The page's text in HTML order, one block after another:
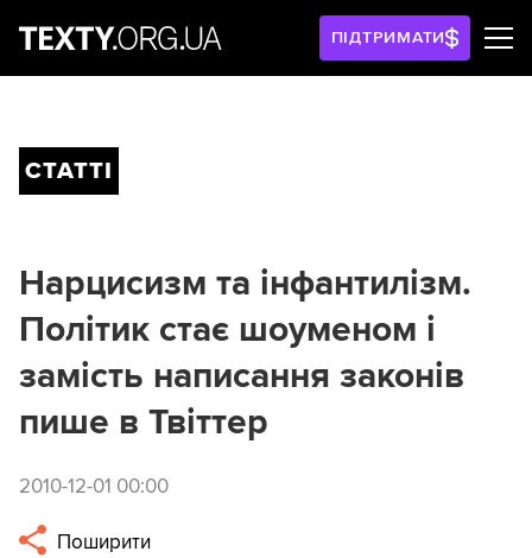
ПІДТРИМАТИ
СТАТТІ
Нарцисизм та інфантилізм.
Політик стає шоуменом і
замість написання законів
пише в Твіттер
2010-12-01 00:00
Поширити